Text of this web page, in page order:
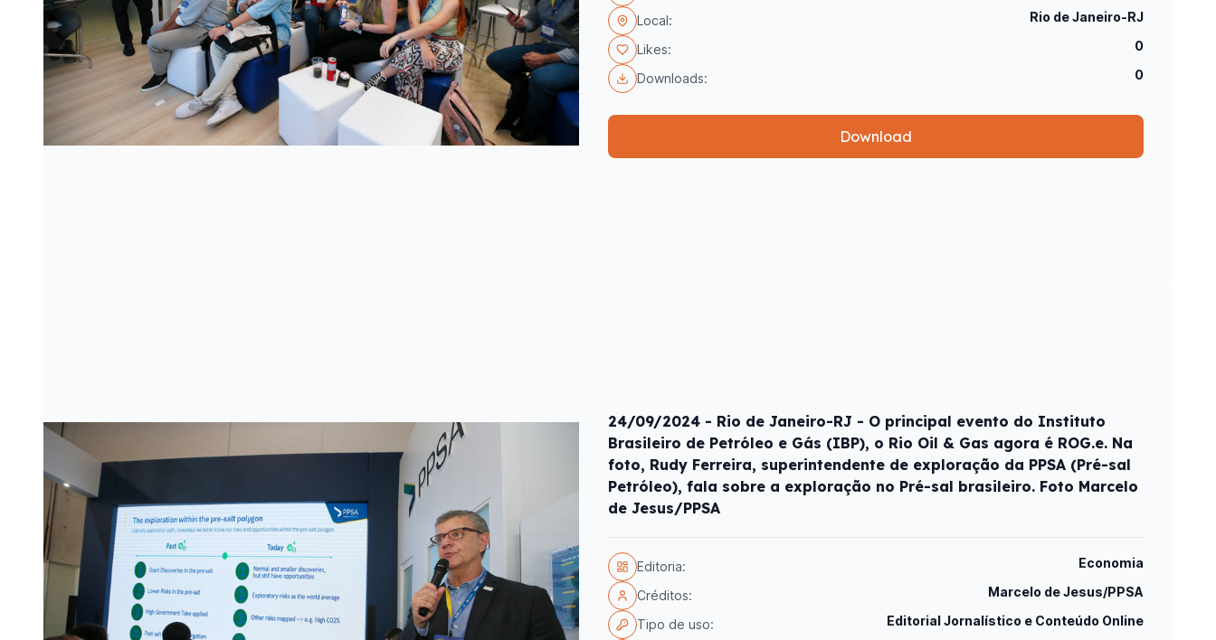
Local: Rio de Janeiro-RJ
Likes: 0
Downloads: 0
Download
24/09/2024 - Rio de Janeiro-RJ - O principal evento do Instituto
Brasileiro de Petróleo e Gás (IBP), o Rio Oil & Gas agora é ROG.e. Na
foto, Rudy Ferreira, superintendente de exploração da PPSA (Pré-sal
Petróleo), fala sobre a exploração no Pré-sal brasileiro. Foto Marcelo
de Jesus/PPSA
Editoria: Economia
Créditos: Marcelo de Jesus/PPSA
Tipo de uso: Editorial Jornalístico e Conteúdo Online